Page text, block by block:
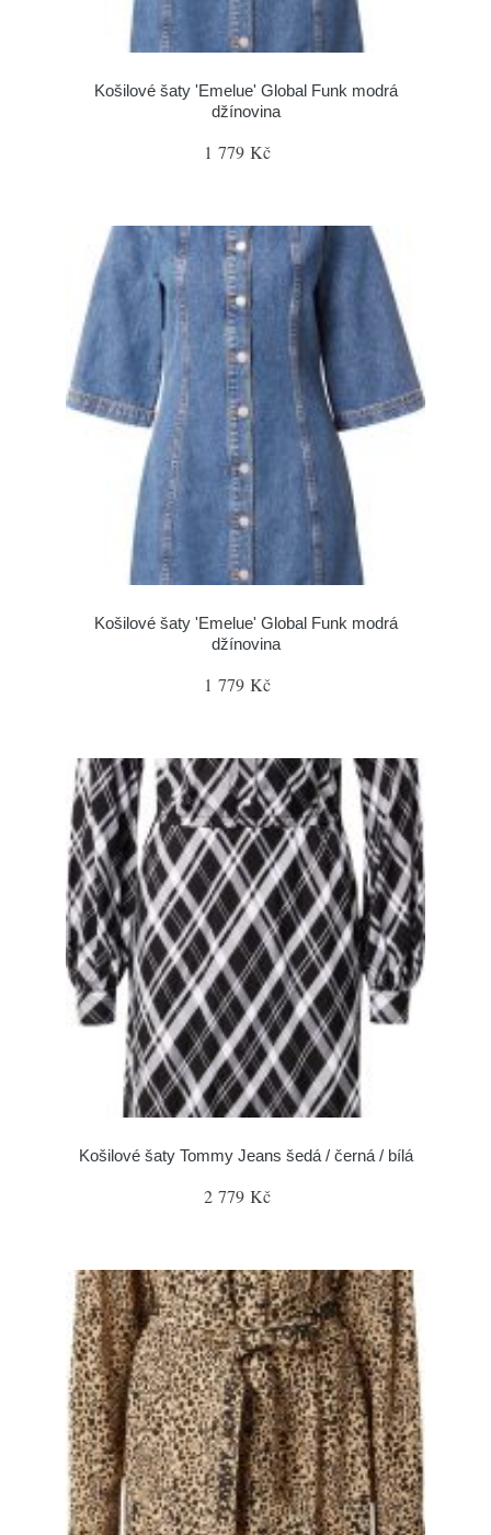
Košilové šaty 'Emelue' Global Funk modrá
džínovina
1 779 Kč
Košilové šaty 'Emelue' Global Funk modrá
džínovina
1 779 Kč
Košilové šaty Tommy Jeans šedá / černá / bílá
2 779 Kč